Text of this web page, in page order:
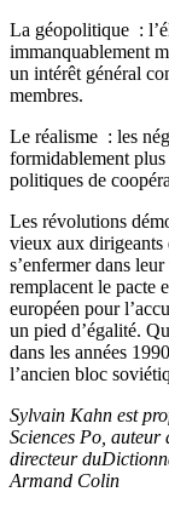
La géopolitique :
immanquablement
un intérêt général
membres.
Le réalisme : les
formidablement
politiques de
Les révolutions
vieux aux dirigeants
s’enfermer dans
remplacent le pacte
européen pour
un pied d’égalité.
dans les années
l’ancien bloc
Sylvain Kahn est
Sciences Po, auteur
directeur
Armand Colin